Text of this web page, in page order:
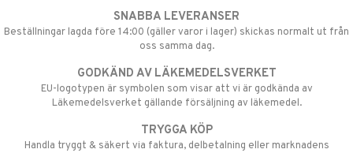
SNABBA LEVERANSER
Beställningar lagda före 14:00 (gäller varor i lager) skickas normalt ut från
oss samma dag.
GODKÄND AV LÄKEMEDELSVERKET
EU-logotypen är symbolen som visar att vi är godkända av
Läkemedelsverket gällande försäljning av läkemedel.
TRYGGA KÖP
Handla tryggt & säkert via faktura, delbetalning eller marknadens